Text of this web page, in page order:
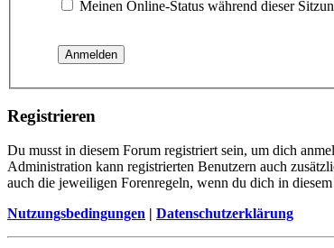
Meinen Online-Status während dieser
Registrieren
Du musst in diesem Forum registriert sein, um dich
Administration kann registrierten Benutzern auch
auch die jeweiligen Forenregeln, wenn du dich in
Nutzungsbedingungen | Datenschutzerklärung